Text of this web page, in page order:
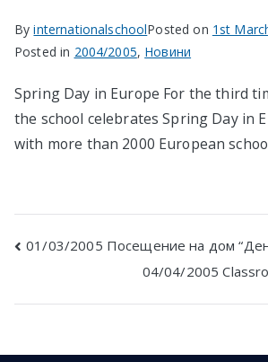
в
ByinternationalschoolPosted on 1st
Posted in 2004/2005, Новини
Spring Day in Europe For the third
the school celebrates Spring Day in
with more than 2000 European
Post
navigation
01/03/2005 Посещение на дом
04/04/2005